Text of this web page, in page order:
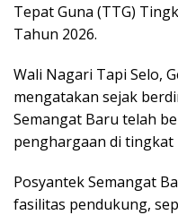
Tepat Guna (TTG)
Tahun 2026.
Wali Nagari Tapi Selo,
mengatakan sejak
Semangat Baru telah
penghargaan di tingkat
Posyantek Semangat
fasilitas pendukung,